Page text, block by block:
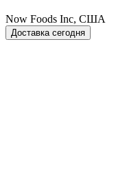
Now Foods Inc, США
Доставка сегодня